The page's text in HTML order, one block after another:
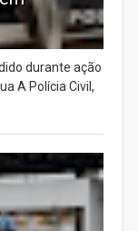
durante ação
A Polícia Civil,